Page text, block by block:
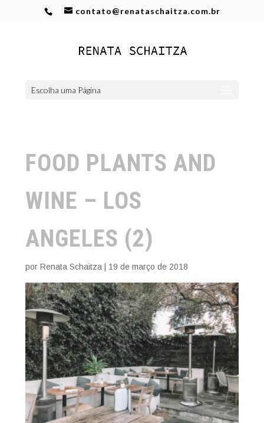
contato@renataschaitza.com.br
Escolha uma Página
FOOD PLANTS AND
WINE – LOS
ANGELES (2)
por Renata Schaitza| 19 de março de 2018